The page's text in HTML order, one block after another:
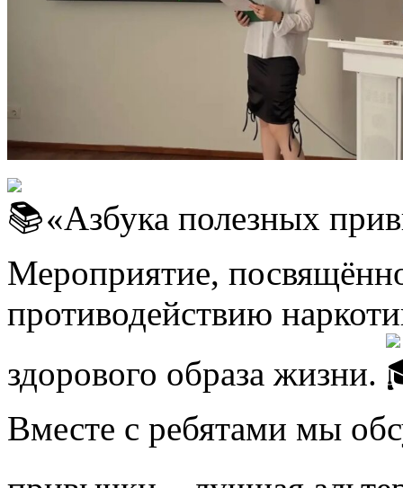
«Азбука полезных
Мероприятие,
противодействию
здорового образа жизни.
Вместе с ребятами мы